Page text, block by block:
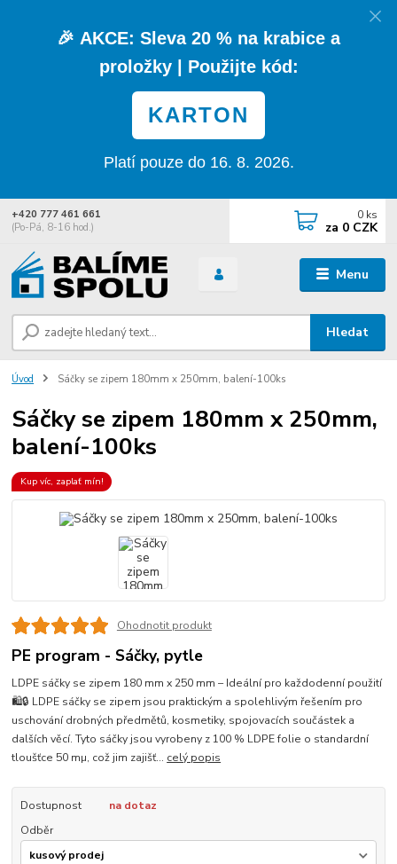
🎉 AKCE: Sleva 20 % na krabice a
proložky| Použijte kód:
KARTON
Platí pouze do 16. 8. 2026.
Menu
Hledat
+420 777 461 661
(Po-Pá, 8-16 hod.)
0 ks
za 0 CZK
Úvod Sáčky se zipem 180mm x 250mm, balení-100ks
Sáčky se zipem 180mm x 250mm,
balení-100ks
Kup víc, zaplať mín!
Ohodnotit produkt
PE program - Sáčky, pytle
LDPE sáčky se zipem 180 mm x 250 mm – Ideální pro každodenní použití
🛍️🔒 LDPE sáčky se zipem jsou praktickým a spolehlivým řešením pro
uschování drobných předmětů, kosmetiky, spojovacích součástek a
dalších věcí. Tyto sáčky jsou vyrobeny z 100 % LDPE folie o standardní
tloušťce 50 mµ, což jim zajišť... celý popis
Dostupnost
na dotaz
Odběr